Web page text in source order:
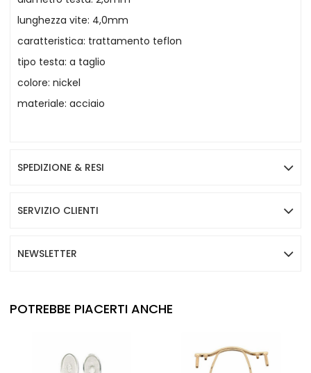
lunghezza vite: 4,0mm
caratteristica: trattamento teflon
tipo testa: a taglio
colore: nickel
materiale: acciaio
SPEDIZIONE & RESI
SERVIZIO CLIENTI
NEWSLETTER
POTREBBE PIACERTI ANCHE